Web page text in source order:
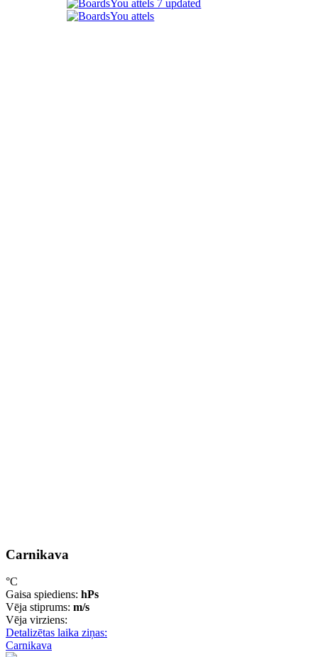
Carnikava
°C
Gaisa spiediens: hPs
Vēja stiprums: m/s
Vēja virziens:
Detalizētas laika ziņas:
Carnikava